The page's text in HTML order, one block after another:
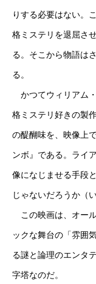
りする必要はない。
格ミステリを退屈さ
る。そこから物語は
る。
かつてウィリアム
格ミステリ好きの製
の醍醐味を、映像上
ンボ』である。ライ
像になじませる手段
じゃないだろうか（
この映画は、オー
ックな舞台の「雰囲
る謎と論理のエンタ
字塔なのだ。